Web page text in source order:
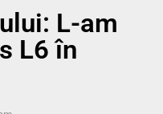
L-am
L6 în